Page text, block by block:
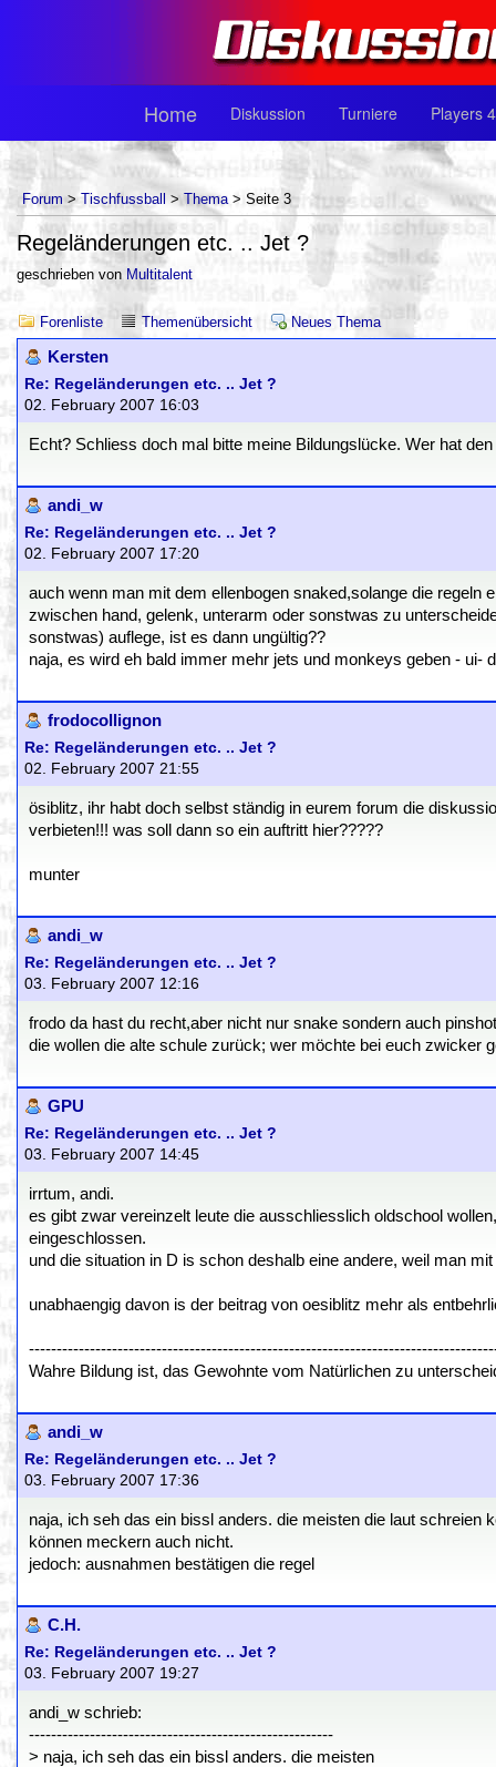
Home Diskussion Turniere Players
Forum > Tischfussball > Thema> Seite 3
Regeländerungen etc. .. Jet ?
geschrieben von Multitalent
Forenliste Themenübersicht Neues Thema
Kersten
Re: Regeländerungen etc. .. Jet ?
02. February 2007 16:03
Echt? Schliess doch mal bitte meine Bildungslücke. Wer hat
andi_w
Re: Regeländerungen etc. .. Jet ?
02. February 2007 17:20
auch wenn man mit dem ellenbogen snaked,solange die regeln
zwischen hand, gelenk, unterarm oder sonstwas zu
sonstwas) auflege, ist es dann ungültig??
naja, es wird eh bald immer mehr jets und monkeys geben - ui-
frodocollignon
Re: Regeländerungen etc. .. Jet ?
02. February 2007 21:55
ösiblitz, ihr habt doch selbst ständig in eurem forum die
verbieten!!! was soll dann so ein auftritt hier?????
munter
andi_w
Re: Regeländerungen etc. .. Jet ?
03. February 2007 12:16
frodo da hast du recht,aber nicht nur snake sondern auch
die wollen die alte schule zurück; wer möchte bei euch zwicker
GPU
Re: Regeländerungen etc. .. Jet ?
03. February 2007 14:45
irrtum, andi.
es gibt zwar vereinzelt leute die ausschliesslich oldschool
eingeschlossen.
und die situation in D is schon deshalb eine andere, weil man
unabhaengig davon is der beitrag von oesiblitz mehr als
Wahre Bildung ist, das Gewohnte vom Natürlichen zu
andi_w
Re: Regeländerungen etc. .. Jet ?
03. February 2007 17:36
naja, ich seh das ein bissl anders. die meisten die laut schreien
können meckern auch nicht.
jedoch: ausnahmen bestätigen die regel
C.H.
Re: Regeländerungen etc. .. Jet ?
03. February 2007 19:27
andi_w schrieb:
-------------------------------------------------------
> naja, ich seh das ein bissl anders. die meisten